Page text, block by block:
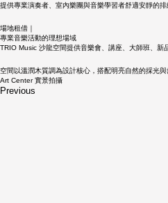
提供專業演奏者、室內樂團與音樂學習者舒適安靜的
​場地租借｜
專業音樂活動的理想場域
TRIO Music 沙龍空間提供音樂會、講座、大師班、新
空間以溫潤木質調為設計核心，搭配明亮自然的採光
Art Center 實景拍攝
Previous